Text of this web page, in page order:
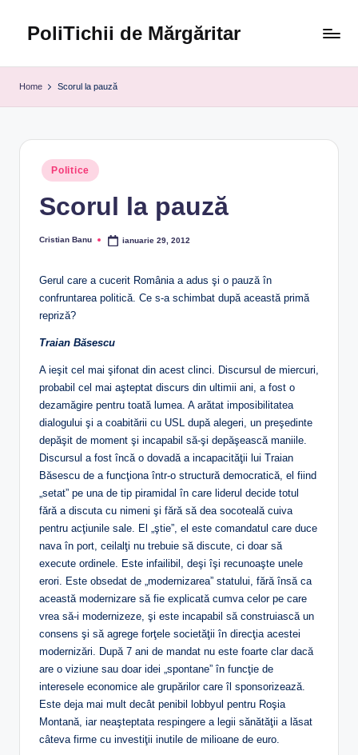
PoliTichii de Mărgăritar
Home Scorul la pauză
Posted
in
Politice
Scorul la pauză
Posted
Cristian Banu ianuarie 29, 2012
Gerul care a cucerit România a adus şi o pauză în
confruntarea politică. Ce s-a schimbat după această primă
repriză?
Traian Băsescu
A ieşit cel mai şifonat din acest clinci. Discursul de miercuri,
probabil cel mai aşteptat discurs din ultimii ani, a fost o
dezamăgire pentru toată lumea. A arătat imposibilitatea
dialogului şi a coabitării cu USL după alegeri, un preşedinte
depăşit de moment şi incapabil să-şi depăşească maniile.
Discursul a fost încă o dovadă a incapacităţii lui Traian
Băsescu de a funcţiona într-o structură democratică, el fiind
„setat” pe una de tip piramidal în care liderul decide totul
fără a discuta cu nimeni şi fără să dea socoteală cuiva
pentru acţiunile sale. El „ştie”, el este comandatul care duce
nava în port, ceilalţi nu trebuie să discute, ci doar să
execute ordinele. Este infailibil, deşi îşi recunoaşte unele
erori. Este obsedat de „modernizarea” statului, fără însă ca
această modernizare să fie explicată cumva celor pe care
vrea să-i modernizeze, şi este incapabil să construiască un
consens şi să agrege forţele societăţii în direcţia acestei
modernizări. După 7 ani de mandat nu este foarte clar dacă
are o viziune sau doar idei „spontane” în funcţie de
interesele economice ale grupărilor care îl sponsorizează.
Este deja mai mult decât penibil lobbyul pentru Roşia
Montană, iar neaşteptata respingere a legii sănătăţii a lăsat
câteva firme cu investiţii inutile de milioane de euro.